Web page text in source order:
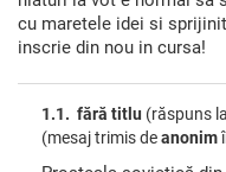
cu maretele idei si
inscrie din nou in cursa!
1.1. fără titlu (răspuns
(mesaj trimis deanonim